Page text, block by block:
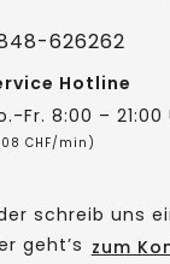
626262
Hotline
Fr. 8:00 – 21:00
CHF/min)
schreib uns
geht’s zum